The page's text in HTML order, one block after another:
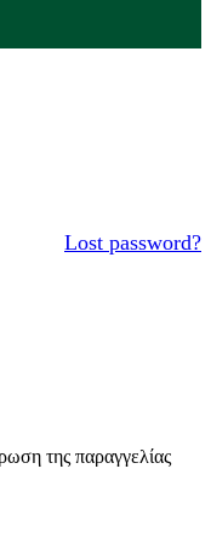
Lost password?
της παραγγελίας